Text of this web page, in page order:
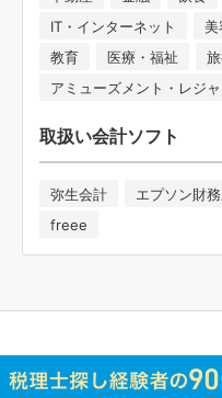
IT・インターネット
美
教育
医療・福祉
アミューズメント・レジ
取扱い会計ソフト
弥生会計 エプソン財
freee